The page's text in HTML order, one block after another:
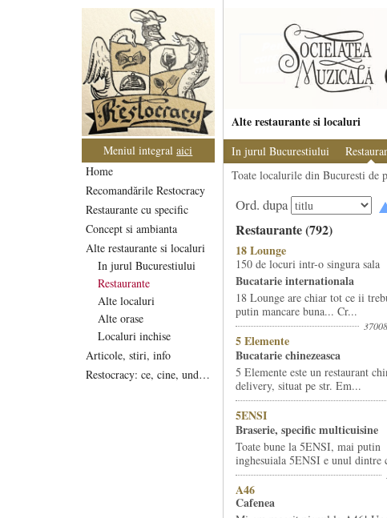
Meniul integralaici
Home
Recomandările Restocracy
Restaurante cu specific
Concept si ambianta
Alte restaurante si localuri
In jurul Bucurestiului
Restaurante
Alte localuri
Alte orase
Localuri inchise
Articole, stiri, info
Restocracy: ce, cine, unde...
Alte restaurante si localuri
In jurul Bucurestiului
Toate localurile din Bucuresti de
Ord. dupa
Restaurante (792)
18 Lounge
150 de locuri intr-o singura sala
Bucatarie internationala
18 Lounge are chiar tot ce ii
putin mancare buna... Cr...
37008
5 Elemente
Bucatarie chinezeasca
5 Elemente este un restaurant
delivery, situat pe str. Em...
5ENSI
Braserie, specific multicuisine
Toate bune la 5ENSI, mai putin
inghesuiala 5ENSI e unul dintre
A46
Cafenea